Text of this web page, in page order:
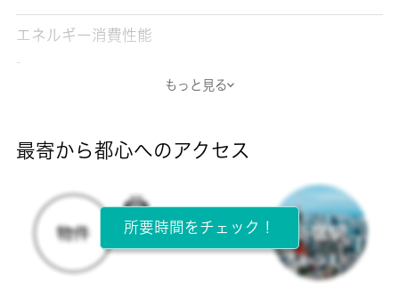
エネルギー消費性能
-
所在階
1階 / 3階建
もっと見る
最寄から都心へのアクセス
所要時間をチェック！